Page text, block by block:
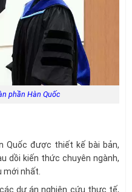
phần Hàn Quốc
Quốc được thiết kế bài bản,
dồi kiến thức chuyên ngành,
mới nhất.
dự án nghiên cứu thực tế,